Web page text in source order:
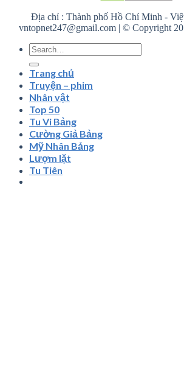
Địa chỉ : Thành phố Hồ Chí Minh -
vntopnet247@gmail.com | © Copyright
Trang chủ
Truyện – phim
Nhân vật
Top 50
Tu Vi Bảng
Cường Giả Bảng
Mỹ Nhân Bảng
Lượm lặt
Tu Tiên